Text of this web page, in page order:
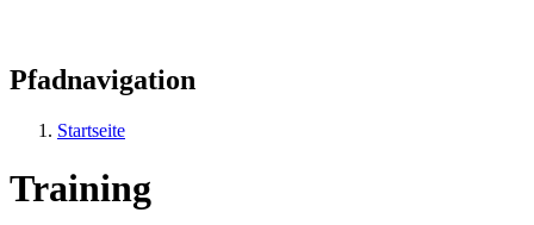
Pfadnavigation
Startseite
Training